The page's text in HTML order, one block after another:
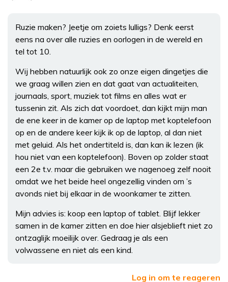
Ruzie maken? Jeetje om zoiets lulligs? Denk eerst
eens na over alle ruzies en oorlogen in de wereld en
tel tot 10.
Wij hebben natuurlijk ook zo onze eigen dingetjes die
we graag willen zien en dat gaat van actualiteiten,
journaals, sport, muziek tot films en alles wat er
tussenin zit. Als zich dat voordoet, dan kijkt mijn man
de ene keer in de kamer op de laptop met koptelefoon
op en de andere keer kijk ik op de laptop, al dan niet
met geluid. Als het ondertiteld is, dan kan ik lezen (ik
hou niet van een koptelefoon). Boven op zolder staat
een 2e t.v. maar die gebruiken we nagenoeg zelf nooit
omdat we het beide heel ongezellig vinden om ’s
avonds niet bij elkaar in de woonkamer te zitten.
Mijn advies is: koop een laptop of tablet. Blijf lekker
samen in de kamer zitten en doe hier alsjeblieft niet zo
ontzaglijk moeilijk over. Gedraag je als een
volwassene en niet als een kind.
Log in om te reageren